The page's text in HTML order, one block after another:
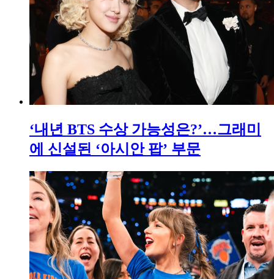
‘내년 BTS 수상 가능성은?’…그래미
에 신설된 ‘아시안 팝’ 부문